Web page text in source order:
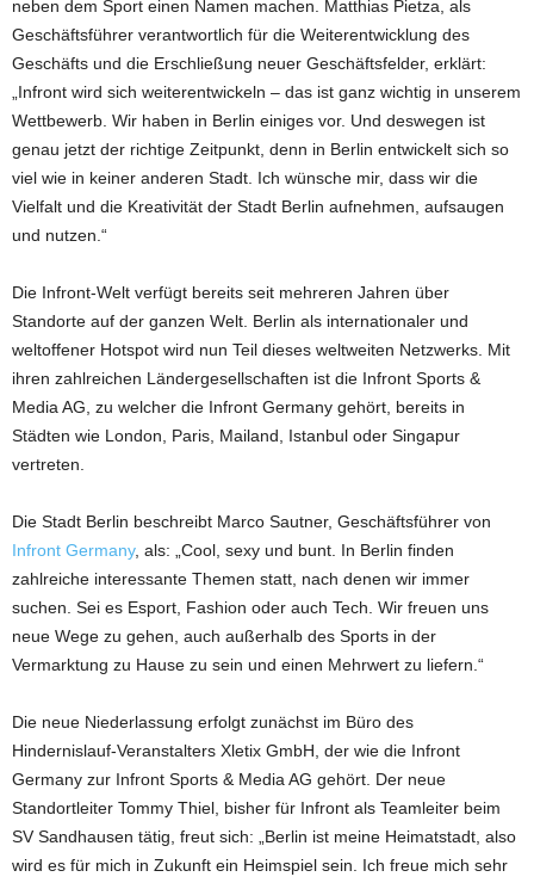
neben dem Sport einen Namen machen. Matthias Pietza, als
Geschäftsführer verantwortlich für die Weiterentwicklung des
Geschäfts und die Erschließung neuer Geschäftsfelder, erklärt:
„Infront wird sich weiterentwickeln – das ist ganz wichtig in unserem
Wettbewerb. Wir haben in Berlin einiges vor. Und deswegen ist
genau jetzt der richtige Zeitpunkt, denn in Berlin entwickelt sich so
viel wie in keiner anderen Stadt. Ich wünsche mir, dass wir die
Vielfalt und die Kreativität der Stadt Berlin aufnehmen, aufsaugen
und nutzen.“
Die Infront-Welt verfügt bereits seit mehreren Jahren über
Standorte auf der ganzen Welt. Berlin als internationaler und
weltoffener Hotspot wird nun Teil dieses weltweiten Netzwerks. Mit
ihren zahlreichen Ländergesellschaften ist die Infront Sports &
Media AG, zu welcher die Infront Germany gehört, bereits in
Städten wie London, Paris, Mailand, Istanbul oder Singapur
vertreten.
Die Stadt Berlin beschreibt Marco Sautner, Geschäftsführer von
Infront Germany, als: „Cool, sexy und bunt. In Berlin finden
zahlreiche interessante Themen statt, nach denen wir immer
suchen. Sei es Esport, Fashion oder auch Tech. Wir freuen uns
neue Wege zu gehen, auch außerhalb des Sports in der
Vermarktung zu Hause zu sein und einen Mehrwert zu liefern.“
Die neue Niederlassung erfolgt zunächst im Büro des
Hindernislauf-Veranstalters Xletix GmbH, der wie die Infront
Germany zur Infront Sports & Media AG gehört. Der neue
Standortleiter Tommy Thiel, bisher für Infront als Teamleiter beim
SV Sandhausen tätig, freut sich: „Berlin ist meine Heimatstadt, also
wird es für mich in Zukunft ein Heimspiel sein. Ich freue mich sehr